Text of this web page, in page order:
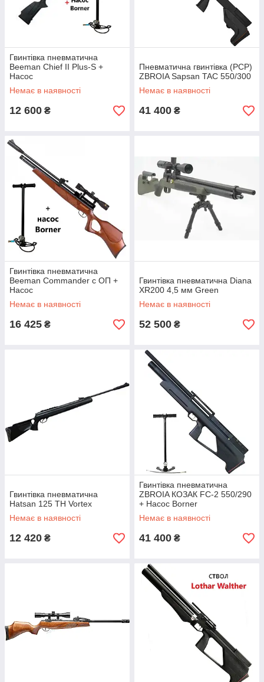
Гвинтівка пневматична
Beeman Chief II Plus-S +
Насос
Немає в наявності
12 600 ₴
Пневматична гвинтівка (PCP)
ZBROIA Sapsan TAC 550/300
Немає в наявності
41 400 ₴
Гвинтівка пневматична
Beeman Commander с ОП +
Насос
Немає в наявності
16 425 ₴
Гвинтівка пневматична Diana
XR200 4,5 мм Green
Немає в наявності
52 500 ₴
Гвинтівка пневматична
Hatsan 125 ТН Vortex
Немає в наявності
12 420 ₴
Гвинтівка пневматична
ZBROIA КОЗАК FC-2 550/290
+ Насос Borner
Немає в наявності
41 400 ₴